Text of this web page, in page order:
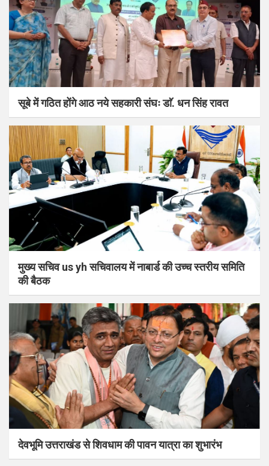
सूबे में गठित होंगे आठ नये सहकारी संघः डाॅ. धन सिंह रावत
मुख्य सचिव us yh सचिवालय में नाबार्ड की उच्च स्तरीय समिति
की बैठक
देवभूमि उत्तराखंड से शिवधाम की पावन यात्रा का शुभारंभ